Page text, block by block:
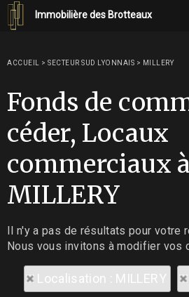
Immobilière des Brotteaux
ACCUEIL > SECTEUR SUD LYONNAIS > MILLERY
Fonds de
céder, Locaux
commerciaux
MILLERY
Il n'y a pas de résultats pour votre
Nous vous invitons à modifier vos
Localisation : MILLERY